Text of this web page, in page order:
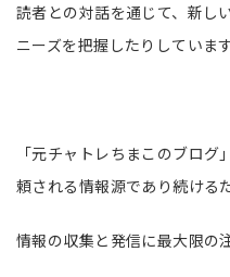
読者との対話を通じて、新し
ニーズを把握したりしています
「元チャトレちまこのブロ
頼される情報源であり続ける
情報の収集と発信に最大限の